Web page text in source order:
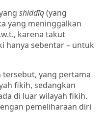
shiddīq(yang
yang meninggalkan
karena takut
hanya sebentar – untuk
yang pertama
fikih, sedangkan
di luar wilayah fikih.
pemeliharaan diri